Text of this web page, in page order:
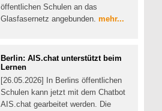
öffentlichen Schulen an das
Glasfasernetz angebunden. mehr...
Berlin: AIS.chat unterstützt beim
Lernen
[26.05.2026] In Berlins öffentlichen
Schulen kann jetzt mit dem Chatbot
AIS.chat gearbeitet werden. Die